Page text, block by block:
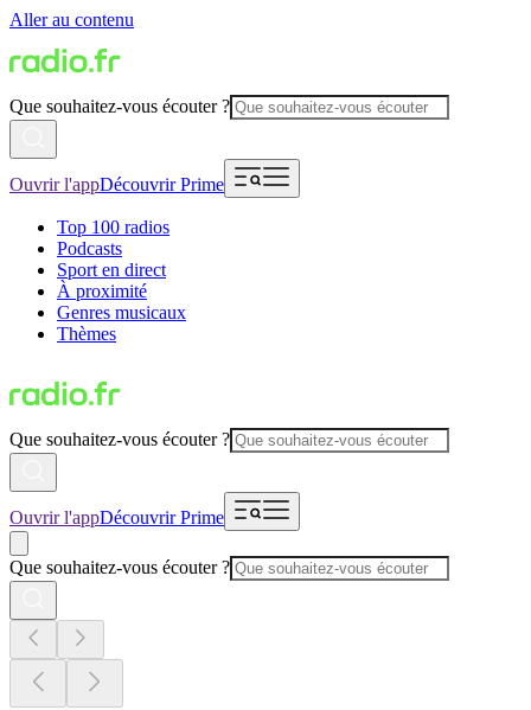
Aller au contenu
Que souhaitez-vous écouter ?
Ouvrir l'appDécouvrir Prime
Top 100 radios
Podcasts
Sport en direct
À proximité
Genres musicaux
Thèmes
Que souhaitez-vous écouter ?
Ouvrir l'appDécouvrir Prime
Que souhaitez-vous écouter ?